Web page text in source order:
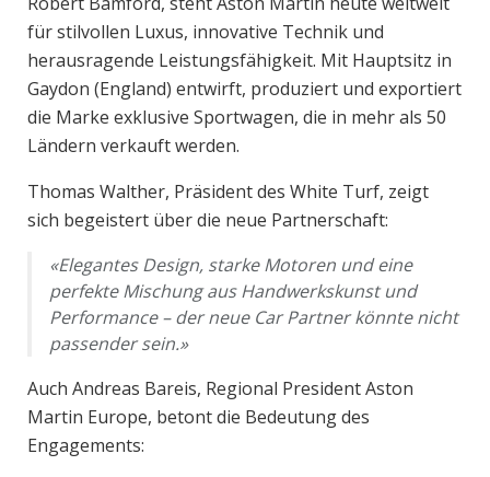
für stilvollen Luxus, innovative Technik und
herausragende Leistungsfähigkeit. Mit Hauptsitz in
Gaydon (England) entwirft, produziert und exportiert
die Marke exklusive Sportwagen, die in mehr als 50
Ländern verkauft werden.
Thomas Walther, Präsident des White Turf, zeigt
sich begeistert über die neue Partnerschaft:
«Elegantes Design, starke Motoren und eine
perfekte Mischung aus Handwerkskunst und
Performance – der neue Car Partner könnte nicht
passender sein.»
Auch Andreas Bareis, Regional President Aston
Martin Europe, betont die Bedeutung des
Engagements: